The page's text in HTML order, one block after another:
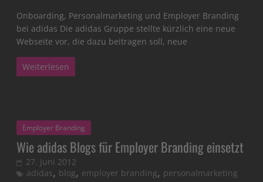
Onboarding, Personalmarketing und Employer Branding
bei adidas Die adidas Gruppe stellte kürzlich eine neue
Webseite vor, die dazu beitragen soll, neue
Weiterlesen
Employer Branding
Wie adidas Blogs für Employer Branding einsetzt
27. Juni 2012
adidas, blog, employer branding, personalmarketing